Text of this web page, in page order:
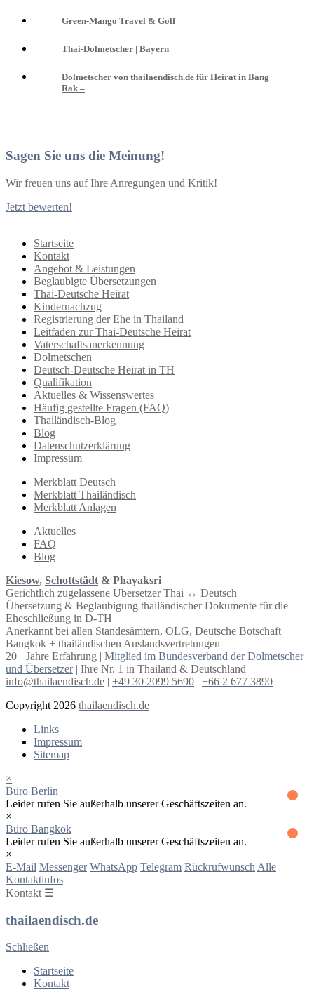
Green-Mango Travel & Golf
Thai-Dolmetscher | Bayern
Dolmetscher von thailaendisch.de für Heirat in Bang
Rak –
Sagen Sie uns die Meinung!
Wir freuen uns auf Ihre Anregungen und Kritik!
Jetzt bewerten!
Startseite
Kontakt
Angebot & Leistungen
Beglaubigte Übersetzungen
Thai-Deutsche Heirat
Kindernachzug
Registrierung der Ehe in Thailand
Leitfaden zur Thai-Deutsche Heirat
Vaterschaftsanerkennung
Dolmetschen
Deutsch-Deutsche Heirat in TH
Qualifikation
Aktuelles & Wissenswertes
Häufig gestellte Fragen (FAQ)
Thailändisch-Blog
Blog
Datenschutzerklärung
Impressum
Merkblatt Deutsch
Merkblatt Thailändisch
Merkblatt Anlagen
Aktuelles
FAQ
Blog
Kiesow, Schottstädt & Phayaksri
Gerichtlich zugelassene Übersetzer Thai ↔︎ Deutsch
Übersetzung & Beglaubigung thailändischer Dokumente für die
Eheschließung in D-TH
Anerkannt bei allen Standesämtern, OLG, Deutsche Botschaft
Bangkok + thailändischen Auslandsvertretungen
20+ Jahre Erfahrung | Mitglied im Bundesverband der Dolmetscher
und Übersetzer| Ihre Nr. 1 in Thailand & Deutschland
info@thailaendisch.de | +49 30 2099 5690 | +66 2 677 3890
Copyright 2026 thailaendisch.de
Links
Impressum
Sitemap
×
Büro Berlin
Leider rufen Sie außerhalb unserer Geschäftszeiten an.
×
Büro Bangkok
Leider rufen Sie außerhalb unserer Geschäftszeiten an.
×
E-Mail Messenger WhatsApp Telegram Rückrufwunsch Alle
Kontaktinfos
Kontakt ☰
thailaendisch.de
Schließen
Startseite
Kontakt